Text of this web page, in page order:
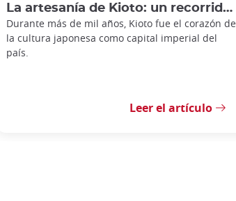
La artesanía de Kioto: un recorrido por la tradición
Durante más de mil años, Kioto fue el corazón de
la cultura japonesa como capital imperial del
país.
Leer el artículo